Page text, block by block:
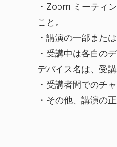
・Zoom ミーティ
こと。
・講演の一部また
・受講中は各自の
デバイス名は、受
・受講者間でのチ
・その他、講演の